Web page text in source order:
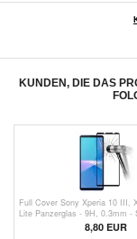
KUNDEN, DIE DAS
Full Cover Sony Xperia 10 III,
Lite Panzerglas - 9H, 0.3mm -
8,80 EUR